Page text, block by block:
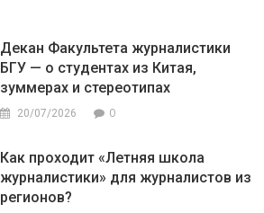
Декан Факультета журналистики
БГУ — о студентах из Китая,
зуммерах и стереотипах
20/07/2026 0
Как проходит «Летняя школа
журналистики» для журналистов из
регионов?